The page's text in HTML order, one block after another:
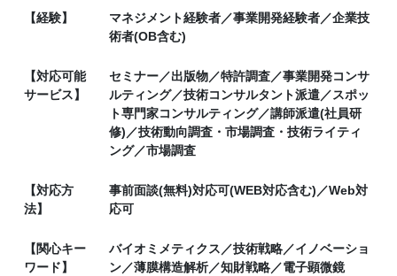
【経験】
マネジメント経験者／事業開発経験者／企業技
術者(OB含む)
【対応可能
サービス】
セミナー／出版物／特許調査／事業開発コンサ
ルティング／技術コンサルタント派遣／スポッ
ト専門家コンサルティング／講師派遣(社員研
修)／技術動向調査・市場調査・技術ライティ
ング／市場調査
【対応方
法】
事前面談(無料)対応可(WEB対応含む)／Web対
応可
【関心キー
ワード】
バイオミメティクス／技術戦略／イノベーショ
ン／薄膜構造解析／知財戦略／電子顕微鏡